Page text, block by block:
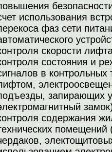
использования
фаз сети
скорости
состояния и
в
запирающих
содержания